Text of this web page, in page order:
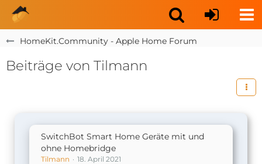
HomeKit.Community - Apple Home Forum
Beiträge von Tilmann
SwitchBot Smart Home Geräte mit und
ohne Homebridge
Tilmann 18. April 2021